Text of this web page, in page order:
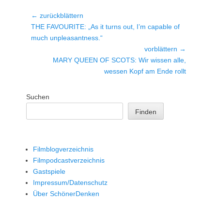
Beitragsnavigation
← zurückblättern
Vorheriger
Beitrag:
THE FAVOURITE: „As it turns out, I’m capable of
much unpleasantness.“
vorblättern →
NächsterMARY QUEEN OF SCOTS: Wir wissen alle,
wessen Kopf am Ende rollt
Suchen
Finden
Filmblogverzeichnis
Filmpodcastverzeichnis
Gastspiele
Impressum/Datenschutz
Über SchönerDenken